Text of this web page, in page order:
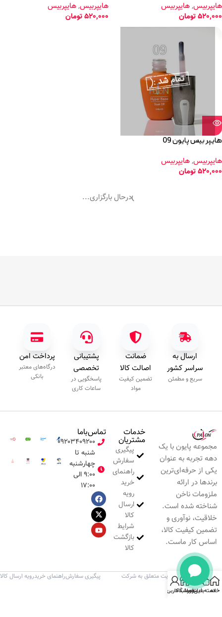
هایپربیس,هایپربیس
520,000تومان
هایپربیس,هایپربیس
520,000تومان
هایپر بیس پایون 09
هایپربیس,هایپربیس
520,000تومان
درحال بارگزاری...
ارسال به
سراسر کشور
سریع و مطمئن
ضمانت
اصالت کالا
تضمین کیفیت
مواد
پشتیبانی
تخصصی
پاسخگویی در
ساعات کاری
پرداخت امن
درگاه‌های معتبر
بانکی
مجموعه پایون با یک
دهه تجربه به عنوان
یکی از حرفه‌ای‌ترین
برندها در ارائه
ملزومات ناخن
شناخته شده است.
خلاقیت، نوآوری و
تضمین کیفیت کالا،
اساس کار ماست.
خدمات
مشتریان
پیگیری
سفارش
راهنمای
خرید
رویه
ارسال
کالا
شرایط
بازگشت
کالا
تماس‌با‌ما
۰۹۲۰۳۴۰۹۲۰۰
شنبه تا
چهارشنبه
۹:۰۰ الی
۱۷:۰۰
تمامی حقوق این وب‌سایت متعلق به شرکت
پایون می‌باشد.
پیگیری سفارشراهنمای خریدرویه ارسال کالا
خانهدسته‌بندیفیلترهافروشگاه
حساب کاربری من